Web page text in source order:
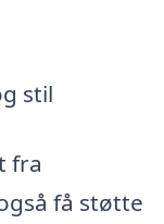
stil
fra
få støtte